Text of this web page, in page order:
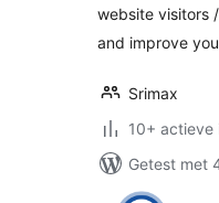
website visitors
and improve
Srimax
10+ actieve
Getest met